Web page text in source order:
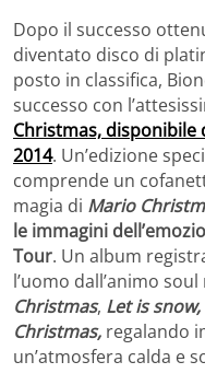
Dopo il successo
diventato disco di
posto in classifica,
successo con
Christmas, disponibile
2014. Un’edizione
comprende un
magia di Mario
le immagini
Tour. Un album
l’uomo dall’animo
Christmas, Let is
Christmas, regalando
un’atmosfera calda e